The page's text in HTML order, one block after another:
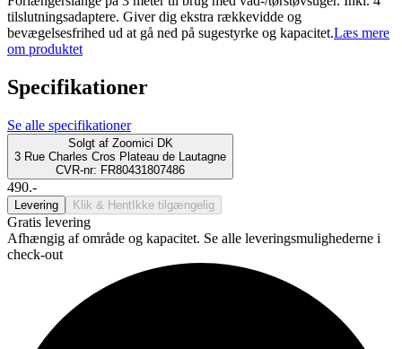
tilslutningsadaptere. Giver dig ekstra rækkevidde og
bevægelsesfrihed ud at gå ned på sugestyrke og kapacitet.Læs mere
om produktet
Specifikationer
Se alle specifikationer
Solgt af Zoomici DK
3 Rue Charles Cros Plateau de Lautagne
CVR-nr: FR80431807486
490.-
Levering Klik & Hent Ikke tilgængelig
Gratis levering
Afhængig af område og kapacitet. Se alle leveringsmulighederne i
check-out